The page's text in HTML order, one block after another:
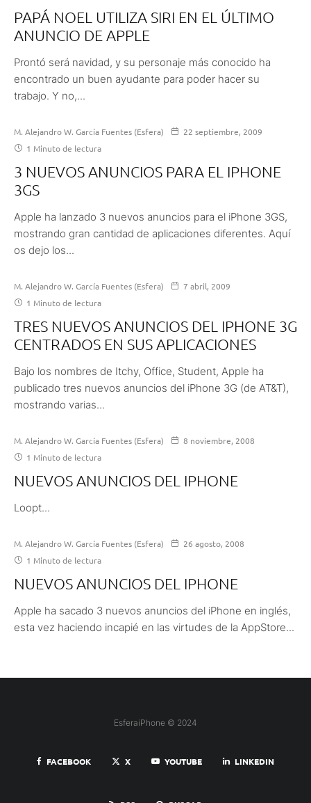
PAPÁ NOEL UTILIZA SIRI EN EL ÚLTIMO
ANUNCIO DE APPLE
Prontó será navidad, y su personaje más conocido ha
encontrado un buen ayudante para poder hacer su
trabajo. Y no,...
M. Alejandro W. García Fuentes (Esfera)
22 septiembre, 2009
1 Minuto de lectura
3 NUEVOS ANUNCIOS PARA EL IPHONE
3GS
Apple ha lanzado 3 nuevos anuncios para el iPhone 3GS,
mostrando gran cantidad de aplicaciones diferentes. Aquí
os dejo los...
M. Alejandro W. García Fuentes (Esfera)
7 abril, 2009
1 Minuto de lectura
TRES NUEVOS ANUNCIOS DEL IPHONE 3G
CENTRADOS EN SUS APLICACIONES
Bajo los nombres de Itchy, Office, Student, Apple ha
publicado tres nuevos anuncios del iPhone 3G (de AT&T),
mostrando varias...
M. Alejandro W. García Fuentes (Esfera)
8 noviembre, 2008
1 Minuto de lectura
NUEVOS ANUNCIOS DEL IPHONE
Loopt...
M. Alejandro W. García Fuentes (Esfera)
26 agosto, 2008
1 Minuto de lectura
NUEVOS ANUNCIOS DEL IPHONE
Apple ha sacado 3 nuevos anuncios del iPhone en inglés,
esta vez haciendo incapié en las virtudes de la AppStore...
EsferaiPhone © 2024
FACEBOOK X YOUTUBE LINKEDIN